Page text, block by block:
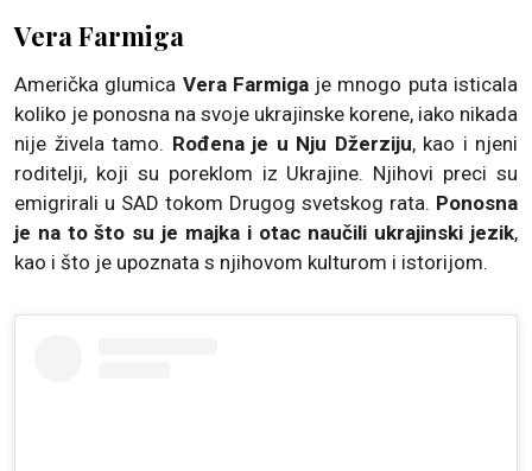
Vera Farmiga
Američka glumica Vera Farmigaje mnogo puta isticala
koliko je ponosna na svoje ukrajinske korene, iako nikada
nije živela tamo. Rođena je u Nju Džerziju, kao i njeni
roditelji, koji su poreklom iz Ukrajine. Njihovi preci su
emigrirali u SAD tokom Drugog svetskog rata. Ponosna
je na to što su je majka i otac naučili ukrajinski jezik,
kao i što je upoznata s njihovom kulturom i istorijom.